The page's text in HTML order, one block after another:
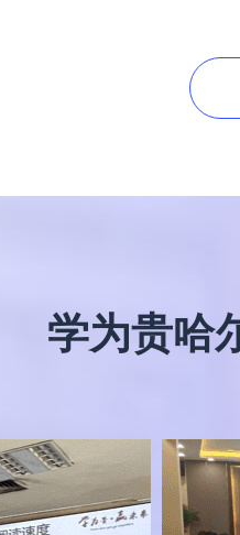
学为贵哈